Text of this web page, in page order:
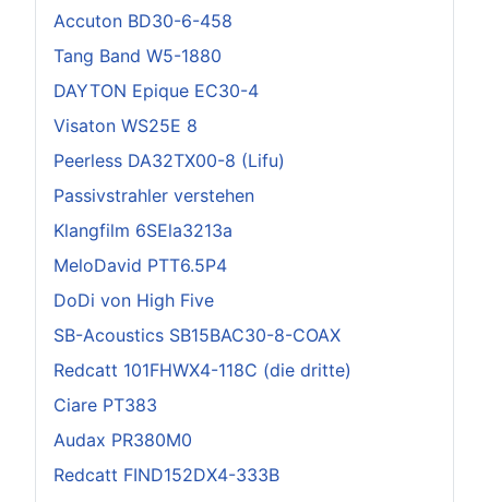
Accuton BD30-6-458
Tang Band W5-1880
DAYTON Epique EC30-4
Visaton WS25E 8
Peerless DA32TX00-8 (Lifu)
Passivstrahler verstehen
Klangfilm 6SEla3213a
MeloDavid PTT6.5P4
DoDi von High Five
SB-Acoustics SB15BAC30-8-COAX
Redcatt 101FHWX4-118C (die dritte)
Ciare PT383
Audax PR380M0
Redcatt FIND152DX4-333B